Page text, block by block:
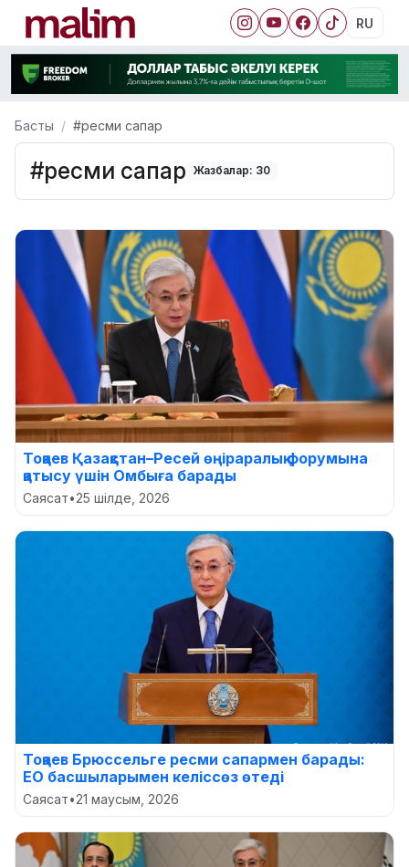
RU
Басты #ресми сапар
#ресми сапар Жазбалар: 30
Тоқаев Қазақстан–Ресей өңіраралық форумына
қатысу үшін Омбыға барады
Саясат•25 шілде, 2026
Тоқаев Брюссельге ресми сапармен барады:
ЕО басшыларымен келіссөз өтеді
Саясат•21 маусым, 2026